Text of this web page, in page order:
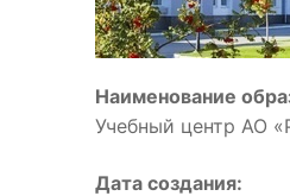
Наименование
Учебный центр АО
Дата создания: